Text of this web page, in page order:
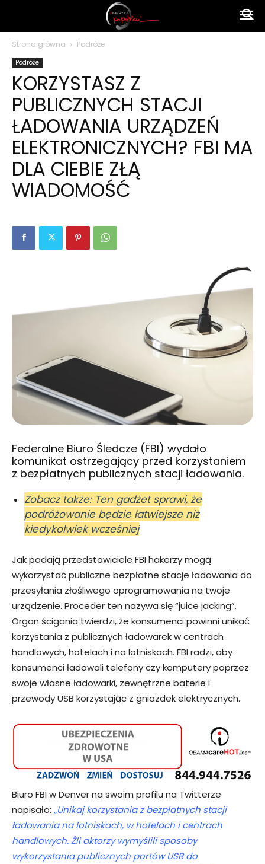
polsku
Strona główna Podróże
Podróże
KORZYSTASZ Z
PUBLICZNYCH STACJI
ŁADOWANIA URZĄDZEŃ
ELEKTRONICZNYCH? FBI MA
DLA CIEBIE ZŁĄ
WIADOMOŚĆ
Federalne Biuro Śledcze (FBI) wydało
komunikat ostrzegający przed korzystaniem
z bezpłatnych publicznych stacji ładowania.
Zobacz także: Ten gadżet sprawi, że
podróżowanie będzie łatwiejsze niż
kiedykolwiek wcześniej
Jak podają przedstawiciele FBI hakerzy mogą
wykorzystać publiczne bezpłatne stacje ładowania do
przesyłania złośliwego oprogramowania na twoje
urządzenie. Proceder ten nazywa się “juice jacking”.
Organ ścigania twierdzi, że konsumenci powinni unikać
korzystania z publicznych ładowarek w centrach
handlowych, hotelach i na lotniskach. FBI radzi, aby
konsumenci ładowali telefony czy komputery poprzez
swoje własne ładowarki, zewnętrzne baterie i
przewody USB korzystając z gniazdek elektrycznych.
Biuro FBI w Denver na swoim profilu na Twitterze
napisało: „Unikaj korzystania z bezpłatnych stacji
ładowania na lotniskach, w hotelach i centrach
handlowych. Źli aktorzy wymyślili sposoby
wykorzystania publicznych portów USB do